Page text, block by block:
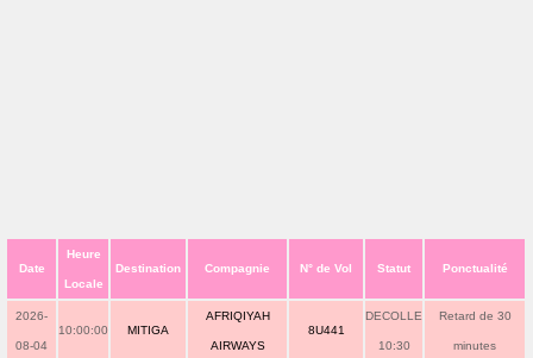
Date
Heure
Locale
Destination Compagnie N° de Vol Statut Ponctualité
2026-
08-04
10:00:00 MITIGA
AFRIQIYAH
AIRWAYS
8U441
DECOLLE
10:30
Retard de 30
minutes